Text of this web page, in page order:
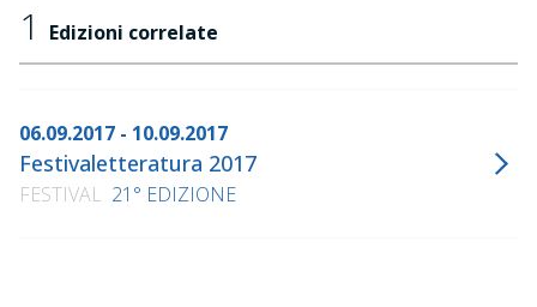
1 Edizioni correlate
06.09.2017 - 10.09.2017
Festivaletteratura 2017
FESTIVAL 21° EDIZIONE